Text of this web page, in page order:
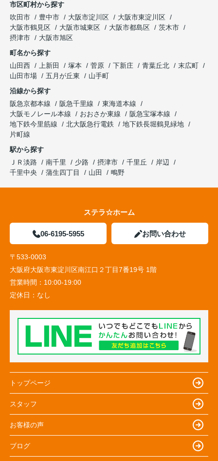
市区町村から探す
吹田市
豊中市 大阪市淀川区
大阪市東淀川区
大阪市鶴見区
大阪市城東区 大阪市都島区
茨木市
摂津市
大阪市旭区
町名から探す
山田西
上新田 塚本 菅原 下新庄 青葉丘北
末広町
山田市場
五月が丘東
山手町
沿線から探す
阪急京都本線
阪急千里線
東海道本線
大阪モノレール本線
おおさか東線
阪急宝塚本線
地下鉄今里筋線
北大阪急行電鉄
地下鉄長堀鶴見緑地
片町線
駅から探す
ＪＲ淡路
南千里 少路 摂津市 千里丘
岸辺
千里中央
蒲生四丁目 山田 鴫野
ステラ☆ホーム
06-6195-5955 お問い合わせ
〒533-0003
大阪府大阪市東淀川区南江口２丁目7番19号 1階
営業時間： 10:00-19:00
定休日： なし
トップページ
スタッフ
お客様の声
ブログ